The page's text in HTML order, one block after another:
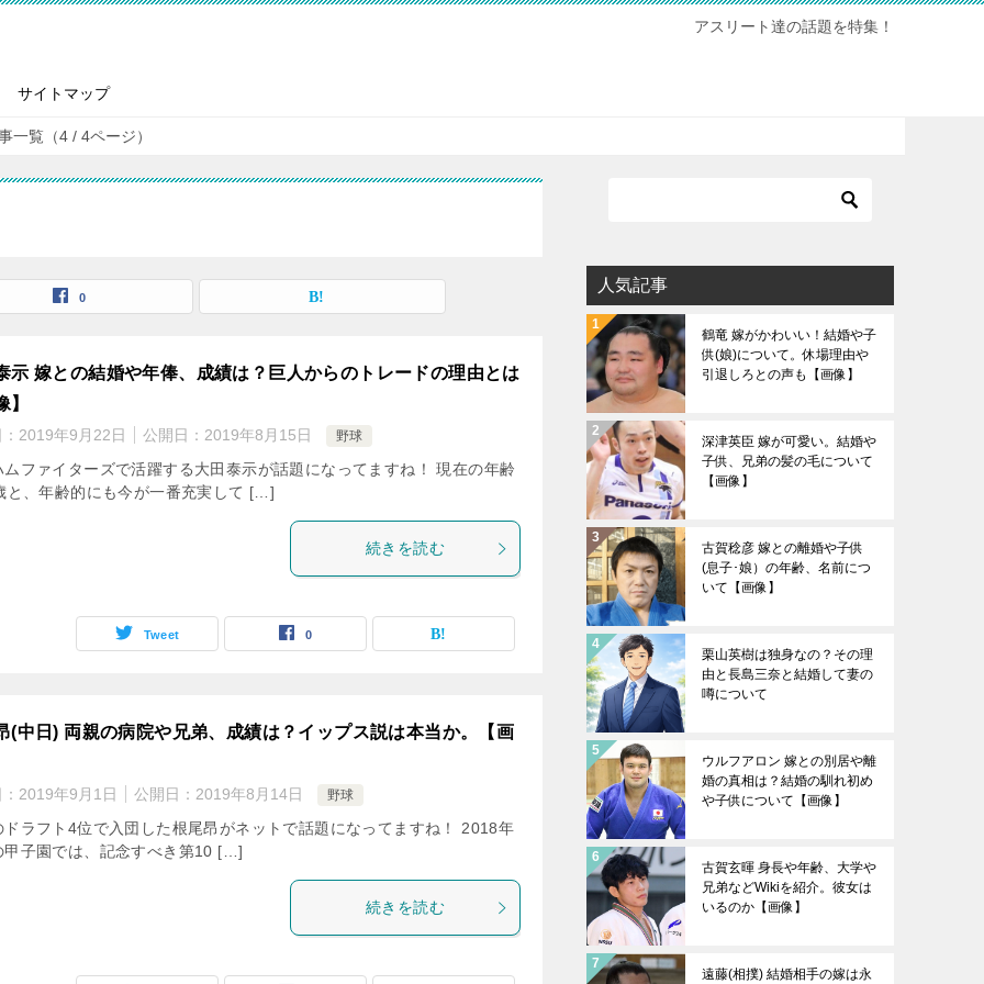
アスリート達の話題を特集！
サイトマップ
一覧（4 / 4ページ）
0
示 嫁との結婚や年俸、成績は？巨人からのトレードの理由とは
】
2019年9月22日 公開日： 2019年8月15日 野球
ムファイターズで活躍する大田泰示が話題になってますね！ 現在の年齢
と、年齢的にも今が一番充実して […]
続きを読む
Tweet 0
(中日) 両親の病院や兄弟、成績は？イップス説は本当か。【画
2019年9月1日 公開日： 2019年8月14日 野球
ドラフト4位で入団した根尾昂がネットで話題になってますね！ 2018年
甲子園では、記念すべき第10 […]
続きを読む
人気記事
鶴竜 嫁がかわいい！結婚や子
供(娘)について。休場理由や
引退しろとの声も【画像】
深津英臣 嫁が可愛い。結婚や
子供、兄弟の髪の毛について
【画像】
古賀稔彦 嫁との離婚や子供
(息子･娘）の年齢、名前につ
いて【画像】
栗山英樹は独身なの？その理
由と長島三奈と結婚して妻の
噂について
ウルフアロン 嫁との別居や離
婚の真相は？結婚の馴れ初め
や子供について【画像】
古賀玄暉 身長や年齢、大学や
兄弟などWikiを紹介。彼女は
いるのか【画像】
遠藤(相撲) 結婚相手の嫁は永